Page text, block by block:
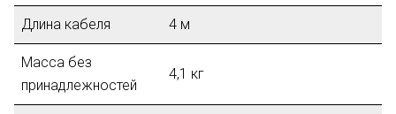
Длина кабеля 4 м
Масса без
принадлежностей
4,1 кг